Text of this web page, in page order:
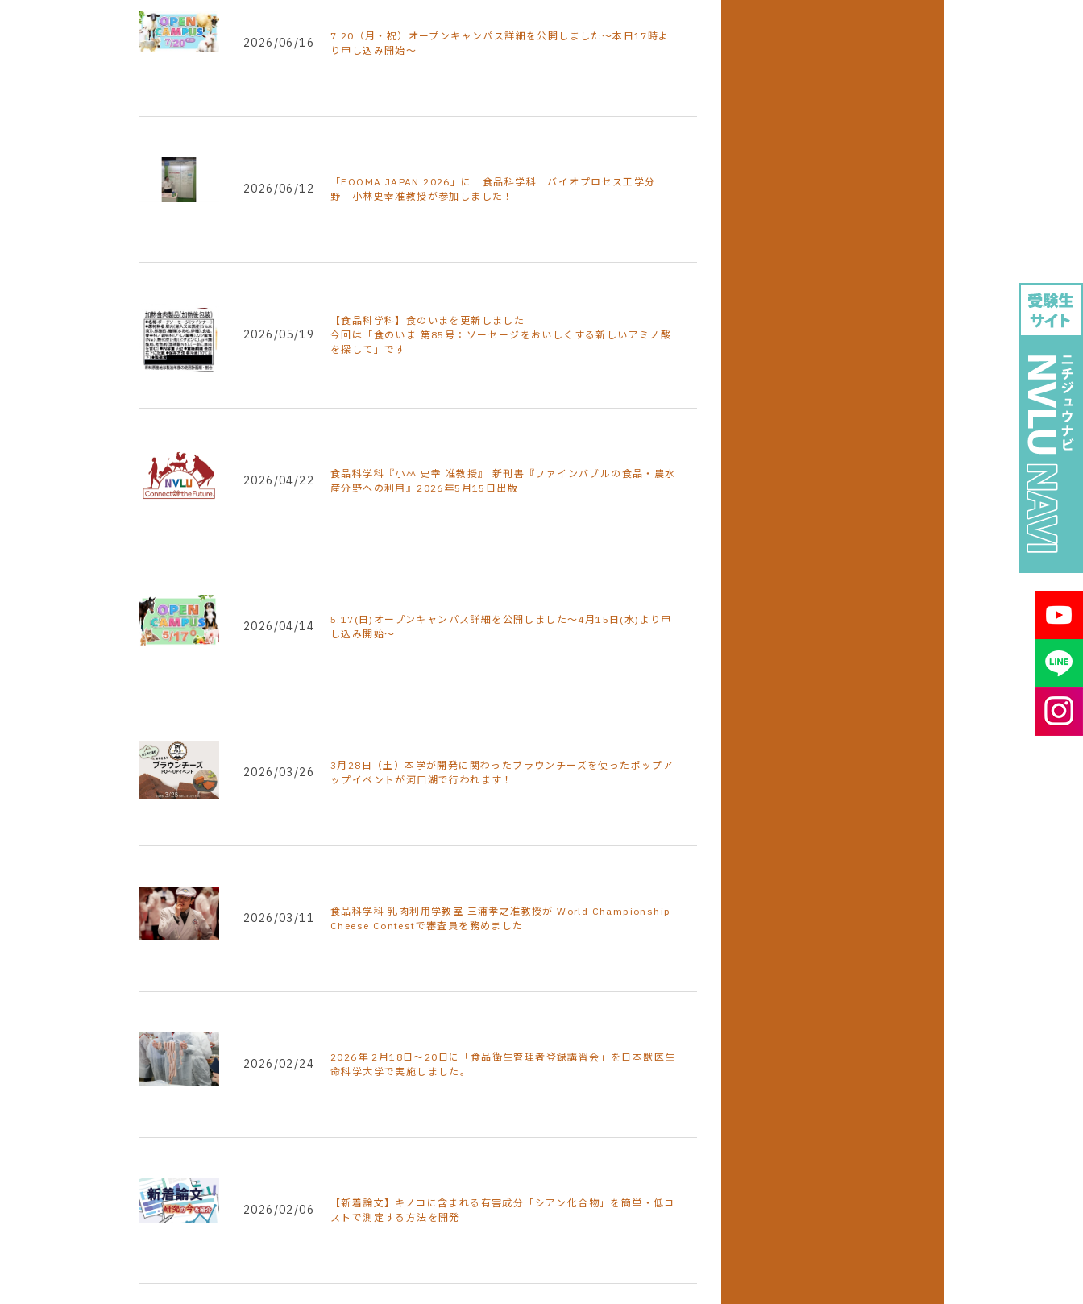
2026/06/16
7.20（月・祝）オープンキャンパス詳細を公開しました～本日17時よ
り申し込み開始～
2026/06/12
「FOOMA JAPAN 2026」に 食品科学科 バイオプロセス工学分
野 小林史幸准教授が参加しました！
2026/05/19
【食品科学科】食のいまを更新しました
今回は「食のいま 第85号：ソーセージをおいしくする新しいアミノ酸
を探して」です
2026/04/22
食品科学科『小林 史幸 准教授』 新刊書『ファインバブルの食品・農水
産分野への利用』2026年5月15日出版
2026/04/14
5.17(日)オープンキャンパス詳細を公開しました～4月15日(水)より申
し込み開始～
2026/03/26
3月28日（土）本学が開発に関わったブラウンチーズを使ったポップア
ップイベントが河口湖で行われます！
2026/03/11
食品科学科 乳肉利用学教室 三浦孝之准教授が World Championship
Cheese Contestで審査員を務めました
2026/02/24
2026年 2月18日～20日に「食品衛生管理者登録講習会」を日本獣医生
命科学大学で実施しました。
2026/02/06
【新着論文】キノコに含まれる有害成分「シアン化合物」を簡単・低コ
ストで測定する方法を開発